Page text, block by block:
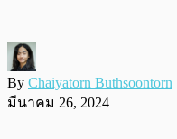
By Chaiyatorn Buthsoontorn
มีนาคม 26, 2024